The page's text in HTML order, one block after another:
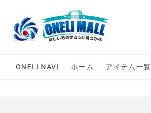
content
ONELI NAVI ホーム アイテム一覧